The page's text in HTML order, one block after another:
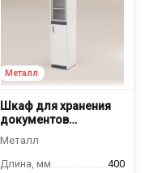
Шкаф для хранения
документов
400